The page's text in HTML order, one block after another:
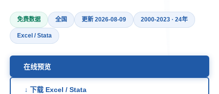
免费数据 全国 更新 2026-08-09 2000-2023 · 24年
Excel / Stata
在线预览
↓ 下载 Excel / Stata